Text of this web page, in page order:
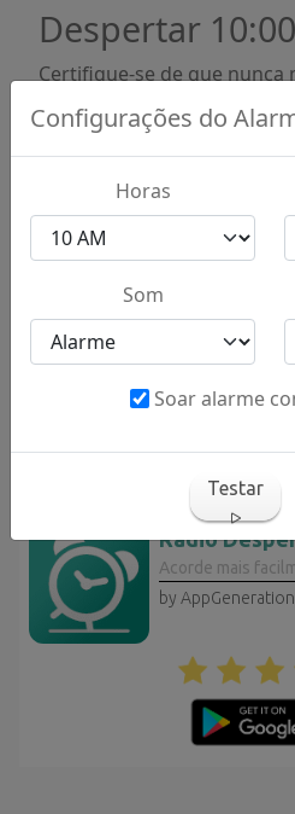
Configurações do
Horas
Som
Soar alarme
Testar
Despertar 10:00
Certifique-se de que nunca
compromisso. Quer precise
despertar ou de um
este despertador está à
Defina um despertador
melhor som para chamar
Este despertador irá
hora.
Também pode adicionar
seu alarme para identificar
para seu dia.
Rádio
Acorde mais
by